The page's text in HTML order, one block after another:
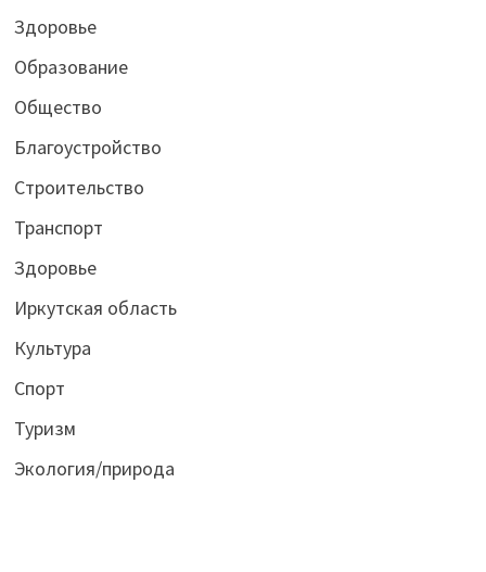
Здоровье
Образование
Общество
Благоустройство
Строительство
Транспорт
Здоровье
Иркутская область
Культура
Спорт
Туризм
Экология/природа